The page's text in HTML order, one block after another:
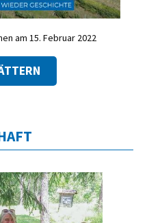
am 15. Februar 2022